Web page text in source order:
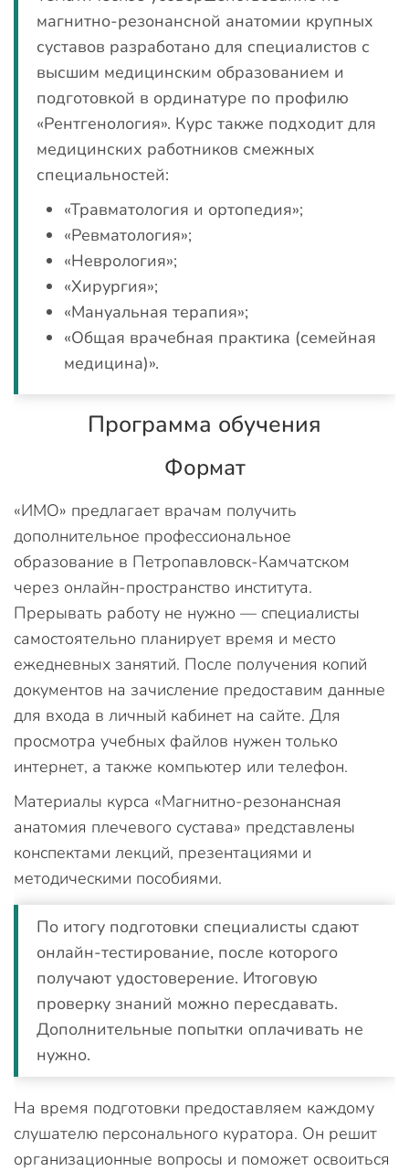
магнитно-резонансной анатомии крупных
суставов разработано для специалистов с
высшим медицинским образованием и
подготовкой в ординатуре по профилю
«Рентгенология». Курс также подходит для
медицинских работников смежных
специальностей:
«Травматология и ортопедия»;
«Ревматология»;
«Неврология»;
«Хирургия»;
«Мануальная терапия»;
«Общая врачебная практика (семейная
медицина)».
Программа обучения
Формат
«ИМО» предлагает врачам получить
дополнительное профессиональное
образование в Петропавловск-Камчатском
через онлайн-пространство института.
Прерывать работу не нужно — специалисты
самостоятельно планирует время и место
ежедневных занятий. После получения копий
документов на зачисление предоставим данные
для входа в личный кабинет на сайте. Для
просмотра учебных файлов нужен только
интернет, а также компьютер или телефон.
Материалы курса «Магнитно-резонансная
анатомия плечевого сустава» представлены
конспектами лекций, презентациями и
методическими пособиями.
По итогу подготовки специалисты сдают
онлайн-тестирование, после которого
получают удостоверение. Итоговую
проверку знаний можно пересдавать.
Дополнительные попытки оплачивать не
нужно.
На время подготовки предоставляем каждому
слушателю персонального куратора. Он решит
организационные вопросы и поможет освоиться